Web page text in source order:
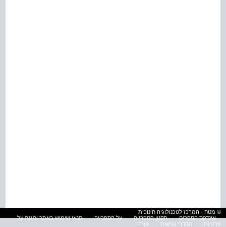
© מטח - המרכז לטכנולוגיה חינוכית
אינדקס הספרים
תקנון הספרייה על הספרייה
תנאי שימוש באתר והגנה על
פרטיות
הסדרי נגישות עזרה